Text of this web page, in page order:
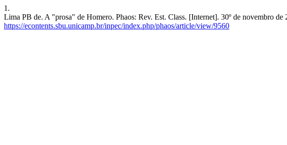
1.
Lima PB de. A "prosa" de Homero. Phaos: Rev. Est. Class. [Internet]. 30º de novembro
https://econtents.sbu.unicamp.br/inpec/index.php/phaos/article/view/9560